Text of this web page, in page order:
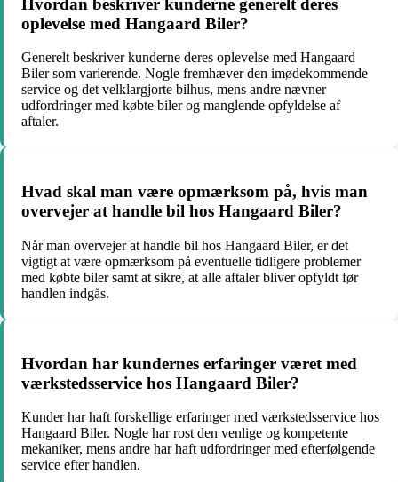
oplevelse med Hangaard Biler?
Generelt beskriver kunderne deres oplevelse med Hangaard
Biler som varierende. Nogle fremhæver den imødekommende
service og det velklargjorte bilhus, mens andre nævner
udfordringer med købte biler og manglende opfyldelse af
aftaler.
Hvad skal man være opmærksom på, hvis man
overvejer at handle bil hos Hangaard Biler?
Når man overvejer at handle bil hos Hangaard Biler, er det
vigtigt at være opmærksom på eventuelle tidligere problemer
med købte biler samt at sikre, at alle aftaler bliver opfyldt før
handlen indgås.
Hvordan har kundernes erfaringer været med
værkstedsservice hos Hangaard Biler?
Kunder har haft forskellige erfaringer med værkstedsservice hos
Hangaard Biler. Nogle har rost den venlige og kompetente
mekaniker, mens andre har haft udfordringer med efterfølgende
service efter handlen.